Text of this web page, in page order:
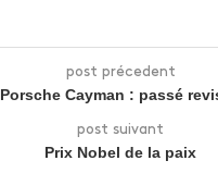
post précedent
Porsche Cayman : passé
post suivant
Prix Nobel de la paix